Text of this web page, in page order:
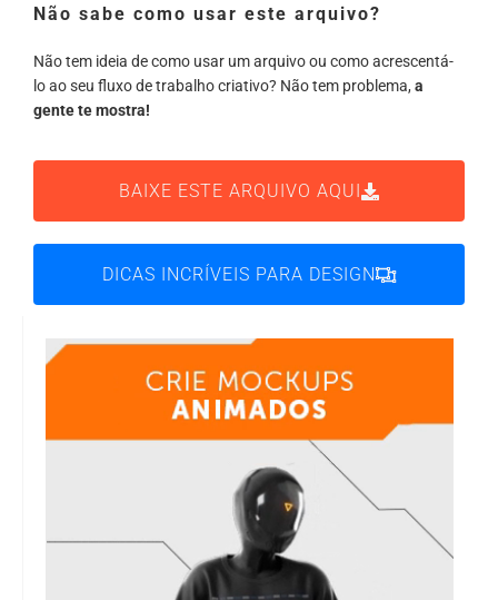
Não sabe como usar este arquivo?
Não tem ideia de como usar um arquivo ou como acrescentá-
lo ao seu fluxo de trabalho criativo? Não tem problema, a
gente te mostra!
BAIXE ESTE ARQUIVO AQUI
DICAS INCRÍVEIS PARA DESIGN